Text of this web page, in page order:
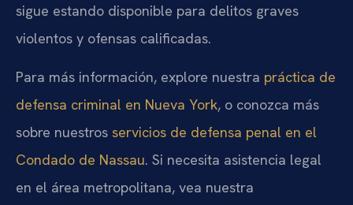
sigue estando disponible para delitos graves
violentos y ofensas calificadas.
Para más información, explore nuestra práctica de
defensa criminal en Nueva York, o conozca más
sobre nuestros servicios de defensa penal en el
Condado de Nassau. Si necesita asistencia legal
en el área metropolitana, vea nuestra